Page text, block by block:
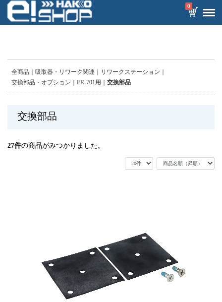
0
全商品 吸取器・リワーク関連
リワークステーション
交換部品・オプション
FR-701用 交換部品
交換部品
27件の商品がみつかりました。